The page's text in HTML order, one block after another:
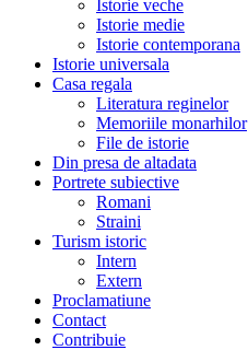
Istorie veche
Istorie medie
Istorie contemporana
Istorie universala
Casa regala
Literatura reginelor
Memoriile monarhilor
File de istorie
Din presa de altadata
Portrete subiective
Romani
Straini
Turism istoric
Intern
Extern
Proclamatiune
Contact
Contribuie